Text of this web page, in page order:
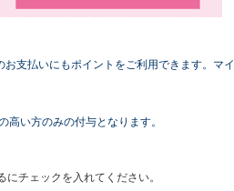
支払いにもポイントをご利用できます。マイ
い方のみの付与となります。
チェックを入れてください。